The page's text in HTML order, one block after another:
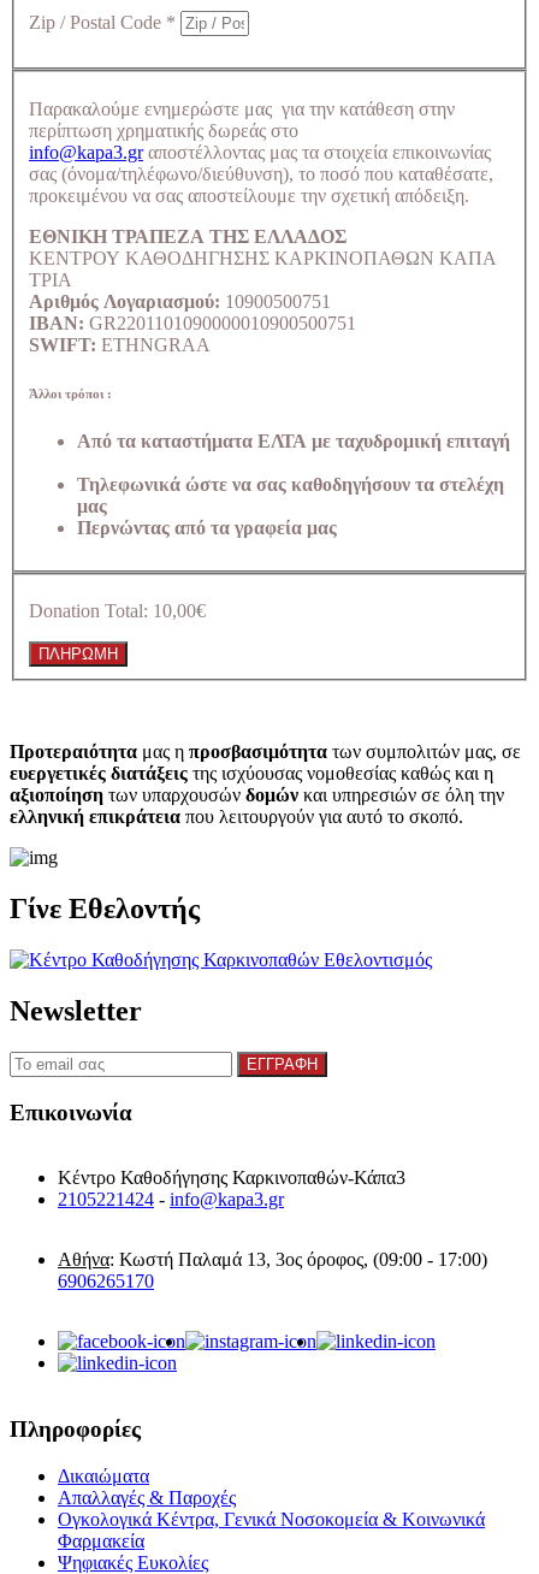
Zip / Postal Code *
Παρακαλούμε ενημερώστε μας για την κατάθεση στην
περίπτωση χρηματικής δωρεάς στο
info@kapa3.grαποστέλλοντας μας τα στοιχεία επικοινωνίας
σας (όνομα/τηλέφωνο/διεύθυνση), το ποσό που καταθέσατε,
προκειμένου να σας αποστείλουμε την σχετική απόδειξη.
ΕΘΝΙΚΗ ΤΡΑΠΕΖΑ ΤΗΣ ΕΛΛΑΔΟΣ
ΚΕΝΤΡΟΥ ΚΑΘΟΔΗΓΗΣΗΣ ΚΑΡΚΙΝΟΠΑΘΩΝ ΚΑΠΑ
ΤΡΙΑ
Αριθμός Λογαριασμού: 10900500751
IBAN: GR2201101090000010900500751
SWIFT: ETHNGRAA
Άλλοι τρόποι :
Από τα καταστήματα ΕΛΤΑ με ταχυδρομική επιταγή
Τηλεφωνικά ώστε να σας καθοδηγήσουν τα στελέχη
μας
Περνώντας από τα γραφεία μας
Donation Total: 10,00€
Προτεραιότητα μας η προσβασιμότητα των συμπολιτών μας, σε
ευεργετικές διατάξεις της ισχύουσας νομοθεσίας καθώς και η
αξιοποίηση των υπαρχουσών δομών και υπηρεσιών σε όλη την
ελληνική επικράτεια που λειτουργούν για αυτό το σκοπό.​
Γίνε Εθελοντής
Newsletter
Επικοινωνία
Κέντρο Καθοδήγησης Καρκινοπαθών-Κάπα3
2105221424 - info@kapa3.gr
Αθήνα: Κωστή Παλαμά 13, 3ος όροφος, (09:00 - 17:00)
6906265170
Πληροφορίες
Δικαιώματα
Απαλλαγές & Παροχές
Ογκολογικά Κέντρα, Γενικά Νοσοκομεία & Κοινωνικά
Φαρμακεία
Ψηφιακές Ευκολίες